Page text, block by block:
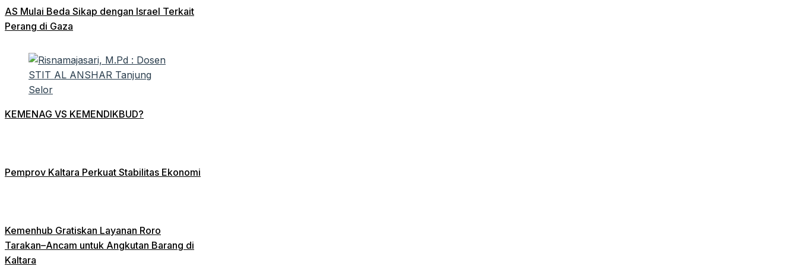
AS Mulai Beda Sikap dengan Israel Terkait
Perang di Gaza
KEMENAG VS KEMENDIKBUD?
Pemprov Kaltara Perkuat Stabilitas Ekonomi
Kemenhub Gratiskan Layanan Roro
Tarakan–Ancam untuk Angkutan Barang di
Kaltara